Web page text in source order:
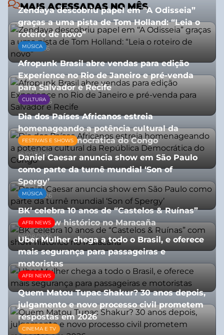
MAIS ACESSADAS NO MÊS
Zendaya descobriu papel em “A Odisseia”
graças a uma pista de Tom Holland: “Leia o
roteiro de novo”
10/07/2026
MÚSICA
Afropunk Brasil abre vendas para edição
Experience no Rio de Janeiro e pré-venda
para Salvador e Recife
03/08/2026
CULTURA
Dia dos Países Africanos estreia
homenageando a potência cultural da
República Democrática do Congo
10/07/2026
FESTIVAIS E SHOWS
Daniel Caesar anuncia show em São Paulo
como parte da turnê mundial ‘Son of
Spergy’
05/08/2026
MÚSICA
BK’ celebra 10 anos de “Castelos & Ruínas”
com show histórico no Maracaña
06/08/2026
AFRI NEWS
Uber Mulher chega a todo o Brasil, e oferece
mais segurança para passageiras e
motoristas
10/07/2026
AFRI NEWS
Quem Matou Tupac Shakur? 30 anos depois,
julgamento e novo processo civil prometem
respostas em 2026
05/08/2026
CINEMA E TV